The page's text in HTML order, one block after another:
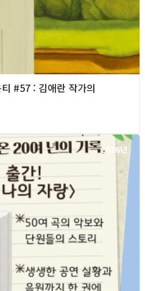
#57 : 김애란 작가의
2026년